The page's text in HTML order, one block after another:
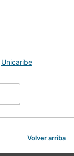
Unicaribe
Volver arriba